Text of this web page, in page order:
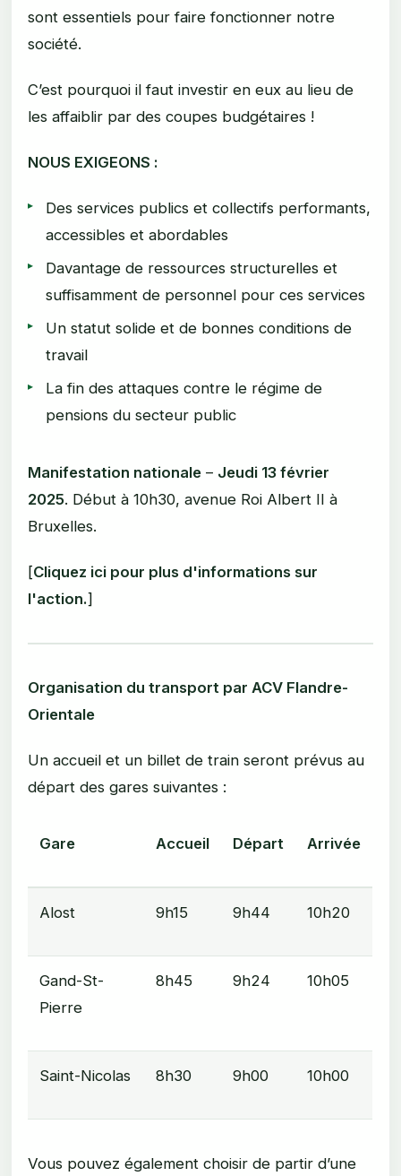
sont essentiels pour faire fonctionner notre
société.
C’est pourquoi il faut investir en eux au lieu de
les affaiblir par des coupes budgétaires !
NOUS EXIGEONS :
Des services publics et collectifs performants,
accessibles et abordables
Davantage de ressources structurelles et
suffisamment de personnel pour ces services
Un statut solide et de bonnes conditions de
travail
La fin des attaques contre le régime de
pensions du secteur public
Manifestation nationale – Jeudi 13 février
2025. Début à 10h30, avenue Roi Albert II à
Bruxelles.
[Cliquez ici pour plus d'informations sur
l'action.]
Organisation du transport par ACV Flandre-
Orientale
Un accueil et un billet de train seront prévus au
départ des gares suivantes :
Gare Accueil Départ Arrivée
Alost 9h15 9h44 10h20
Gand-St-
Pierre
8h45 9h24 10h05
Saint-Nicolas 8h30 9h00 10h00
Vous pouvez également choisir de partir d’une